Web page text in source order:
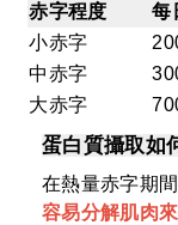
赤字程度 每
小赤字
中赤字
大赤字
蛋白質攝取如
在熱量赤字期
容易分解肌肉